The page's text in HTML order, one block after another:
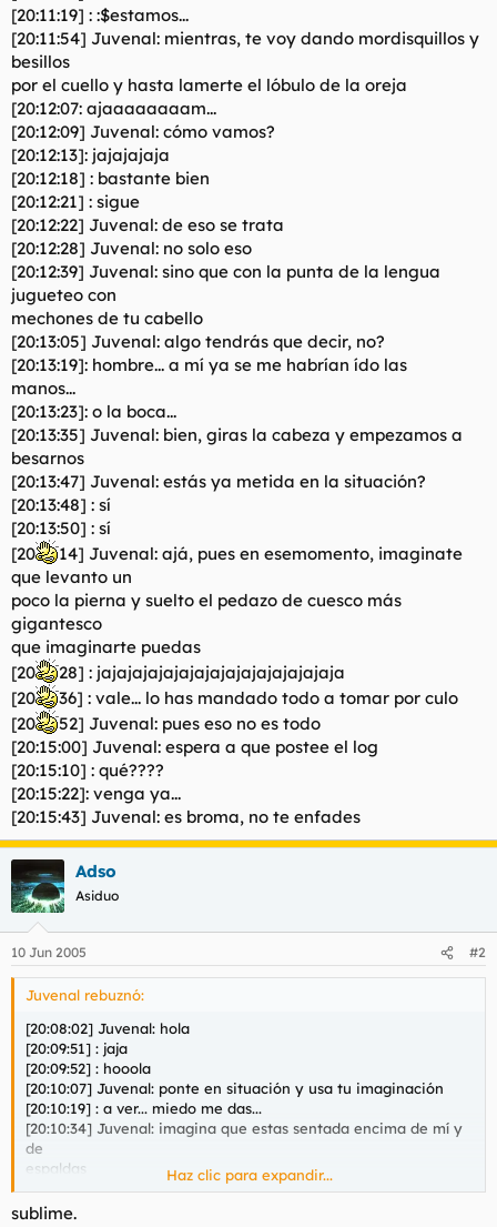
[20:11:19] : :$estamos...
[20:11:54] Juvenal: mientras, te voy dando mordisquillos y
besillos
por el cuello y hasta lamerte el lóbulo de la oreja
[20:12:07: ajaaaaaaaam...
[20:12:09] Juvenal: cómo vamos?
[20:12:13]: jajajajaja
[20:12:18] : bastante bien
[20:12:21] : sigue
[20:12:22] Juvenal: de eso se trata
[20:12:28] Juvenal: no solo eso
[20:12:39] Juvenal: sino que con la punta de la lengua
jugueteo con
mechones de tu cabello
[20:13:05] Juvenal: algo tendrás que decir, no?
[20:13:19]: hombre... a mí ya se me habrían ído las
manos...
[20:13:23]: o la boca...
[20:13:35] Juvenal: bien, giras la cabeza y empezamos a
besarnos
[20:13:47] Juvenal: estás ya metida en la situación?
[20:13:48] : sí
[20:13:50] : sí
[20
14] Juvenal: ajá, pues en esemomento, imaginate
que levanto un
poco la pierna y suelto el pedazo de cuesco más
gigantesco
que imaginarte puedas
[20
28] : jajajajajajajajajajajajajajajaja
[20
36] : vale... lo has mandado todo a tomar por culo
[20
52] Juvenal: pues eso no es todo
[20:15:00] Juvenal: espera a que postee el log
[20:15:10] : qué????
[20:15:22]: venga ya...
[20:15:43] Juvenal: es broma, no te enfades
Adso
Asiduo
10 Jun 2005 #2
Juvenal rebuznó:
[20:08:02] Juvenal: hola
[20:09:51] : jaja
[20:09:52] : hooola
[20:10:07] Juvenal: ponte en situación y usa tu imaginación
[20:10:19] : a ver... miedo me das...
[20:10:34] Juvenal: imagina que estas sentada encima de mí y
de
espaldas
[20:10:47] : ajam
[20:10:53] Juvenal: bien bien
Haz clic para expandir...
sublime.